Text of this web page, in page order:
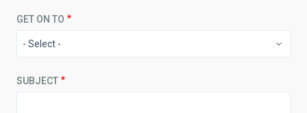
GET ON TO
SUBJECT